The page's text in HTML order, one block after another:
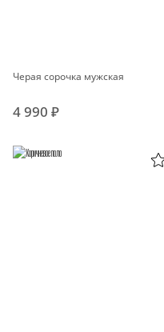
Черая сорочка мужская
4 990 ₽